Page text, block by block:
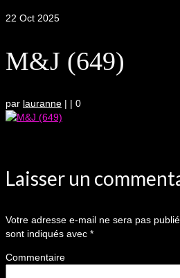
22 Oct 2025
M&J (649)
par lauranne | | 0
Laisser un
Votre adresse e-mail ne sera pas
sont indiqués avec *
Commentaire